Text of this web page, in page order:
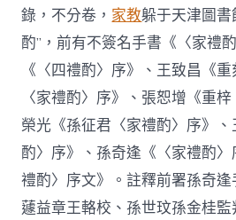
錄，不分卷， 家教躲于天津圖書
酌”，前有不簽名手書《〈家禮
《〈四禮酌〉序》、王致昌《
〈家禮酌〉序》、張恕增《重
榮光《孫征君〈家禮酌〉序》
酌〉序》、孫奇逢《〈家禮酌
禮酌〉序文》。註釋前署孫奇逢
蘧益章王輅校、孫世玟孫金桂